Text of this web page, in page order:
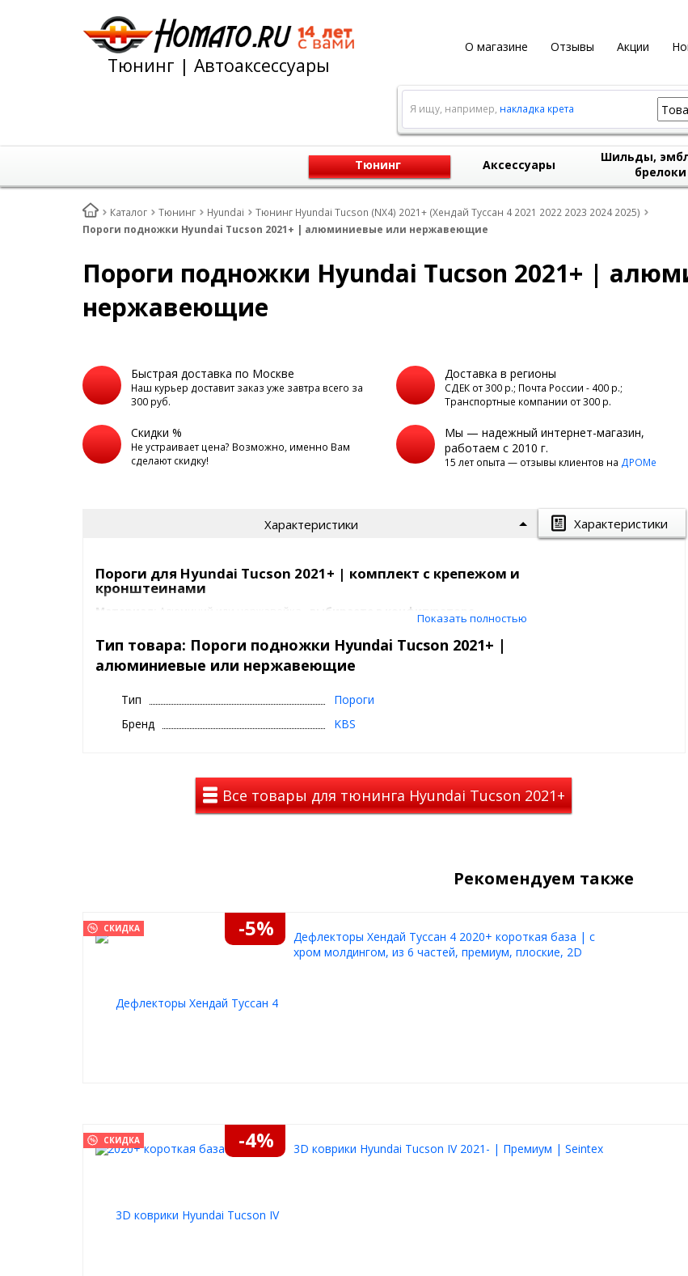
О магазине Отзывы Акции
Тюнинг | Автоаксессуары
Я ищу, например, накладка крета
Тюнинг Аксессуары
Шильды,
брелоки
Каталог Тюнинг Hyundai
Тюнинг Hyundai Tucson (NX4) 2021+ (Хендай Туссан 4 2021 2022 2023 2024 2025)
Пороги подножки Hyundai Tucson 2021+ | алюминиевые или нержавеющие
Пороги подножки Hyundai Tucson 2021+ |
нержавеющие
Быстрая доставка по Москве
Наш курьер доставит заказ уже завтра всего за
300 руб.
Доставка в регионы
СДЕК от 300 р.; Почта России - 400 р.;
Транспортные компании от 300 р.
Скидки %
Не устраивает цена? Возможно, именно Вам
сделают скидку!
Мы — надежный интернет-магазин,
работаем с 2010 г.
15 лет опыта — отзывы клиентов на ДРОМе
Характеристики
Характеристики
Пороги для Hyundai Tucson 2021+ | комплект с крепежом и
кронштеинами
Материал: Алюминий или нержавейка -
выбираете в конфигураторе
Установка:Штатная
Комплектность:В комплект порогов входят переходные кронштейны, крепеж и
автомобиля.Переходные кронштейны, предназначенные для крепления к кузову
уникальна, учитывает геометрию автомобиля таким образом, чтобы избежать
обязательства в течении 12 месяцев со дня продажи при соблюдении
потребителем условий транспортировки, хранения, монтажа и эксплуатации.
защищат от грязи из-под колес
штаны остаются чистыми
Преимущество порогов для Hyundai Tucson 2021+
Только мы используем профильный каркас по всей длине порога для повышения
ударостойкости
Удобная, широкая площадка
Пороги дают надежную опору при посадке
автомобиля)
Показать полностью
Тип товара: Пороги подножки Hyundai Tucson 2021+ |
алюминиевые или нержавеющие
Тип
Пороги
Бренд
KBS
Все товары для тюнинга Hyundai Tucson 2021+
Рекомендуем также
СКИДКА -5%
Дефлекторы Хендай Туссан 4 2020+ короткая база | с
хром молдингом, из 6 частей, премиум, плоские, 2D
СКИДКА -4% 3D коврики Hyundai Tucson IV 2021- | Премиум | Seintex